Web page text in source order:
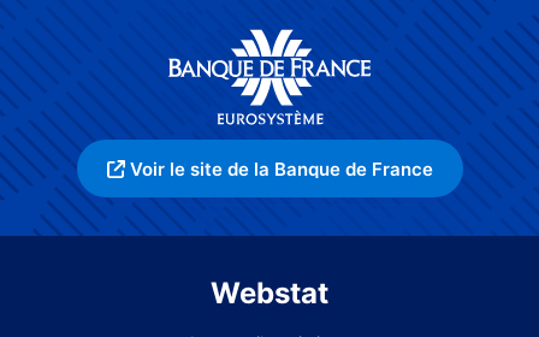
Voir le site de la Banque de France
Webstat